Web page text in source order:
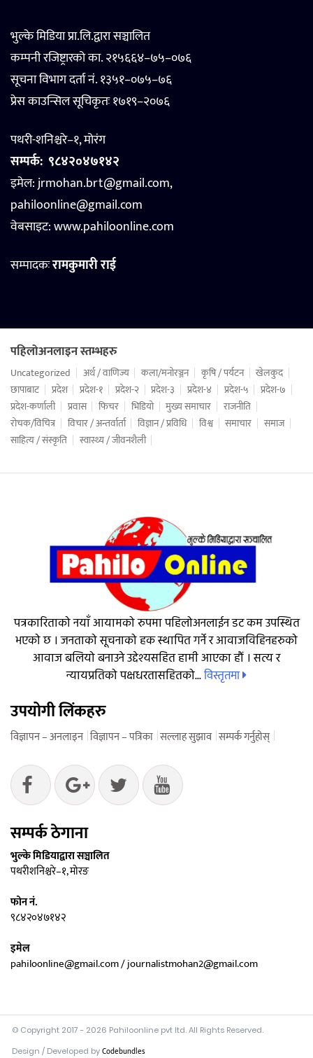
भुल्के मिडिया प्रा.लि.द्वारा सञ्चालित
कम्पनी रजिष्ट्रारको का. २१५६६४–७५–०७६
सूचना विभाग दर्ता नं. १३५१–०७५–७६
प्रेस काउन्सिल सूचिकृतः १७१९–२०७६
पथरी-शनिश्चरे–१, मोरंग
सम्पर्क: ९८४२०४७१४२
इमेल: jrmohan.brt@gmail.com,
pahiloonline@gmail.com
वेबसाइट:www.pahiloonline.com
सम्पादकःरामकुमारी राई
पहिलोअनलाइन स्तम्भहरु
Uncategorized अर्थ / वाणिज्य कला/मनोरञ्जन कृषि / पर्यटन
खेलकुद
छापाबाट
प्रदेश प्रदेश-१ प्रदेश-२ प्रदेश-३ प्रदेश-४ प्रदेश-५
प्रदेश-७
प्रदेश-कर्णाली
प्रवास फिचर भिडियो मुख्य समाचार
राजनीति
रोचक/विचित्र
विचार / अन्तर्वार्ता विज्ञान / प्रविधि विश्व समाचार
समाज
साहित्य / संस्कृति
स्वास्थ्य / जीवनशैली
पत्रकारिताको नयाँ आयामको रुपमा पहिलोअनलाईन डट कम उपस्थित
भएको छ । जनताको सूचनाको हक स्थापित गर्ने र आवाजविहिनहरुको
आवाज बलियो बनाउने उद्देश्यसहित हामी आएका हौं । सत्य र
न्यायप्रतिको पक्षधरतासहितको...विस्तृतमा
उपयोगी लिंकहरु
विज्ञापन – अनलाइन विज्ञापन – पत्रिका सल्लाह सुझाव सम्पर्क गर्नुहोस्
सम्पर्क ठेगाना
भुल्के मिडियाद्वारा सञ्चालित
पथरीशनिश्चरे–१, मोरङ
फोन नं.
९८४२०४७१४२
इमेल
pahiloonline@gmail.com / journalistmohan2@gmail.com
© Copyright 2017 - 2026 Pahiloonline pvt ltd. All Rights Reserved.
Design / Developed byCodebundles